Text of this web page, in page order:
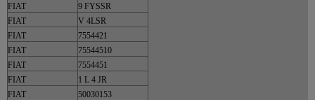
FIAT
9 FYSSR
FIAT
V 4LSR
FIAT
7554421
FIAT
75544510
FIAT
7554451
FIAT
1 L 4 JR
FIAT
50030153